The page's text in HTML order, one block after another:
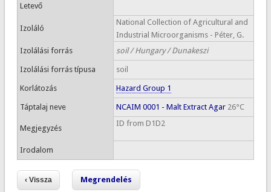
Letevő
Izoláló
National Collection of Agricultural and
Industrial Microorganisms - Péter, G.
Izolálási forrás
soil / Hungary / Dunakeszi
Izolálási forrás típusa soil
Korlátozás Hazard Group 1
Táptalaj neve NCAIM 0001 - Malt Extract Agar26°C
Megjegyzés
ID from D1D2
Irodalom
Megrendelés